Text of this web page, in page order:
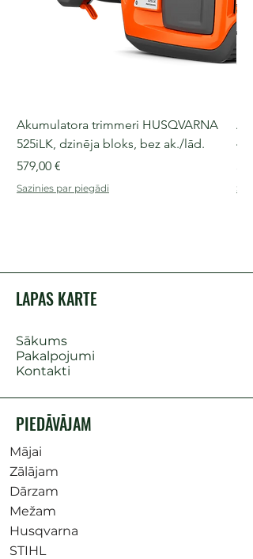
Akumulatora trimmeri HUSQVARNA
525iLK, dzinēja bloks, bez ak./lād.
Cena
579,00 €
Sazinies par piegādi
LAPAS KARTE
Sākums
Pakalpojumi
Kontakti
PIEDĀVĀJAM
Mājai
Zālājam
Dārzam
Mežam
Husqvarna
STIHL